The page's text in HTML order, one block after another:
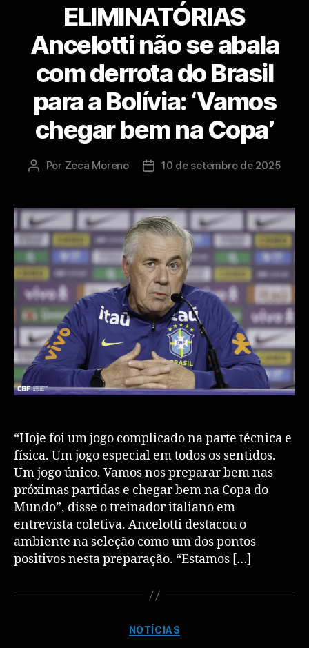
ELIMINATÓRIAS
Ancelotti não se abala
com derrota do Brasil
para a Bolívia: ‘Vamos
chegar bem na Copa’
Por Zeca Moreno 10 de setembro de 2025
“Hoje foi um jogo complicado na parte técnica e
física. Um jogo especial em todos os sentidos.
Um jogo único. Vamos nos preparar bem nas
próximas partidas e chegar bem na Copa do
Mundo”, disse o treinador italiano em
entrevista coletiva. Ancelotti destacou o
ambiente na seleção como um dos pontos
positivos nesta preparação. “Estamos […]
NOTÍCIAS